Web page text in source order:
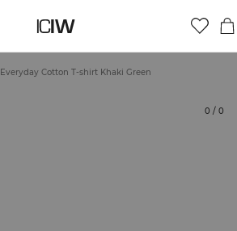
Everyday Cotton T-shirt Khaki Green
0 / 0